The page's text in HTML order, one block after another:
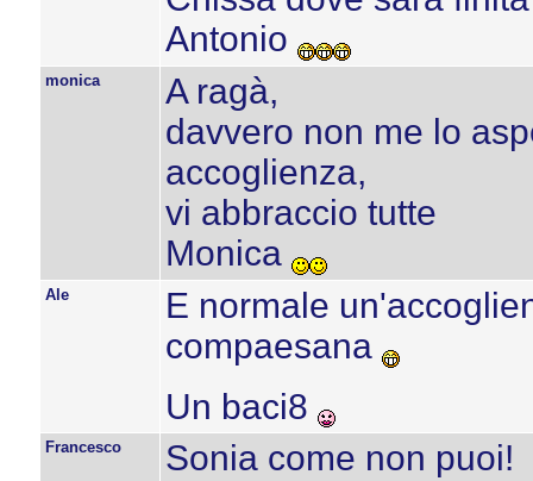
Antonio
monica
A ragà,
davvero non me lo
accoglienza,
vi abbraccio tutte
Monica
Ale
E normale
compaesana
Un baci8
Francesco
Sonia come non puoi!